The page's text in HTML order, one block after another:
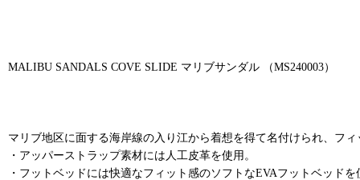
MALIBU SANDALS COVE SLIDE マリブサンダル （MS240003）
マリブ地区に面する海岸線の入り江から着想を得て名付けられ、フ
・アッパーストラップ素材には人工皮革を使用。
・フットベッドには快適なフィット感のソフトなEVAフットベッドを